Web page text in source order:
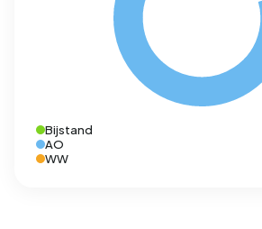
Bijstand
AO
WW